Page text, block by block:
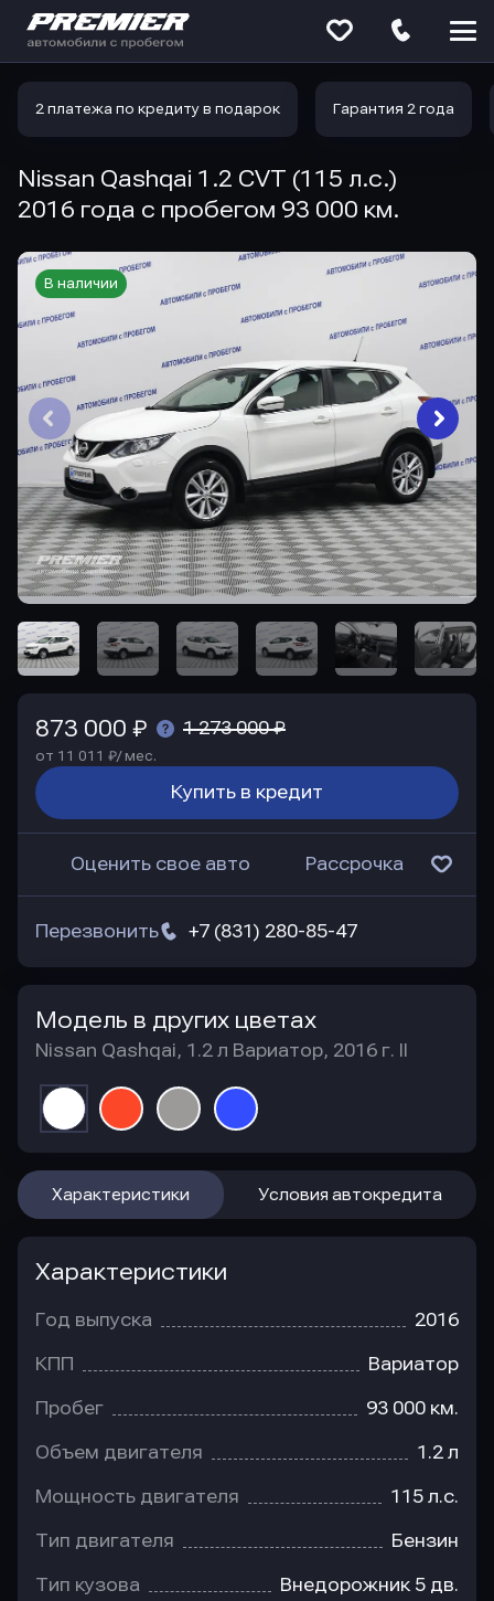
2 платежа по кредиту в подарок Гарантия 2 года
Nissan Qashqai 1.2 CVT (115 л.с.)
2016 года с пробегом 93 000 км.
В наличии
873 000 ₽ 1 273 000 ₽
от 11 011 ₽/ мес.
Купить в кредит
Оценить свое авто Рассрочка
+7 (831) 280-85-47
Перезвонить
Модель в других цветах
Nissan Qashqai, 1.2 л Вариатор, 2016 г. II
Характеристики Условия автокредита
Характеристики
Год выпуска 2016
КПП Вариатор
Пробег 93 000 км.
Объем двигателя 1.2 л
Мощность двигателя 115 л.с.
Тип двигателя Бензин
Тип кузова Внедорожник 5 дв.